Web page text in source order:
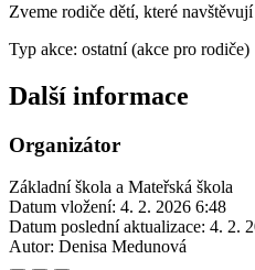
Zveme rodiče dětí, které
Typ akce: ostatní (akce pro rodiče)
Další informace
Organizátor
Základní škola a Mateřská škola
Datum vložení: 4. 2. 2026 6:48
Datum poslední aktualizace: 4. 2.
Autor: Denisa Medunová